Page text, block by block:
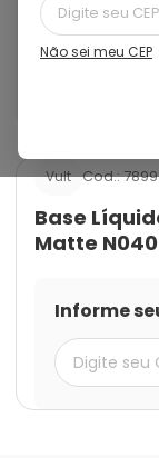
Não sei meu CEP
Para peles
Hidraluronic
acabamento
Vult Cod.:
Base
Matte
Informe